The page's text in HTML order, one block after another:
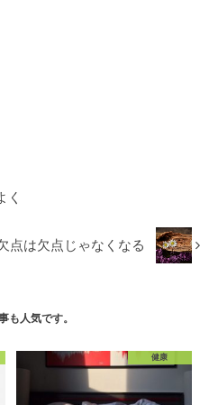
く
点は欠点じゃなくなる
も人気です。
健康